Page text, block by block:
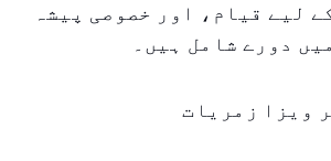
لیے قیام، اور خصوصی پیشہ
دورے شامل ہیں۔
ویزا زمریات